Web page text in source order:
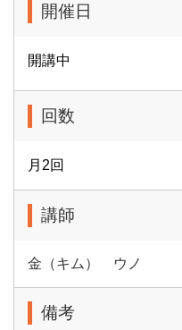
開催日
開講中
回数
月2回
講師
金（キム） ウノ
備考